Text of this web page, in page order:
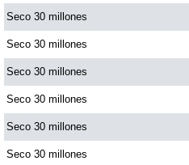
Paisita Noche
Paisita 3
Pick 3 Día
Pick 3 Noche
Seco 30 millones
Seco 30 millones
Seco 30 millones
Seco 30 millones
Seco 30 millones
Seco 30 millones